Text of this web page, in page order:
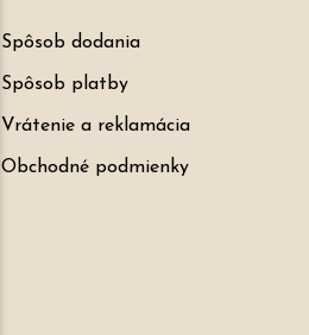
Spôsob dodania
Spôsob platby
Vrátenie a reklamácia
Obchodné podmienky